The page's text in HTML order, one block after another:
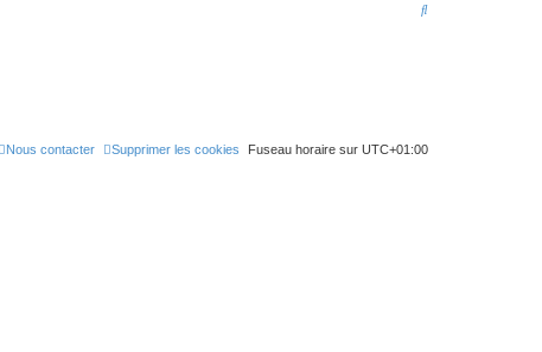
R
r
Fuseau horaire sur UTC+01:00
Supprimer les cookies
Nous contacter